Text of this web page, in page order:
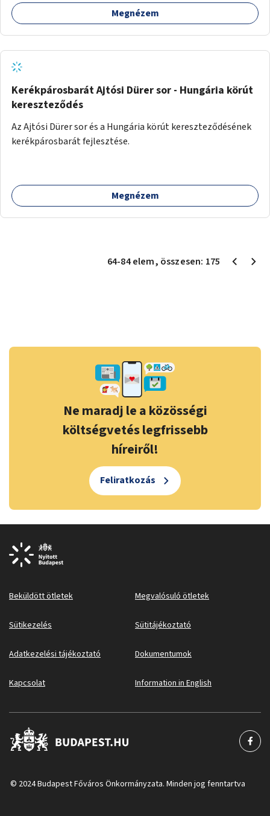
Megnézem
Kerékpárosbarát Ajtósi Dürer sor - Hungária körút
kereszteződés
Az Ajtósi Dürer sor és a Hungária körút kereszteződésének
kerékpárosbarát fejlesztése.
Megnézem
64-84elem, összesen: 175
Ne maradj le a közösségi
költségvetés legfrissebb
híreiről!
Feliratkozás
Beküldött ötletek Megvalósuló ötletek
Sütikezelés Sütitájékoztató
Adatkezelési tájékoztató Dokumentumok
Kapcsolat Information in English
© 2024 Budapest Főváros Önkormányzata. Minden jog fenntartva